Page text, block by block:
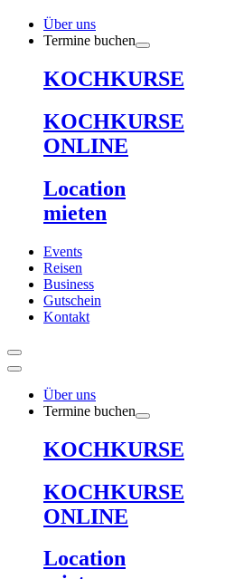
Über uns
Termine buchen
KOCHKURSE
KOCHKURSE
ONLINE
Location
mieten
Events
Reisen
Business
Gutschein
Kontakt
Über uns
Termine buchen
KOCHKURSE
KOCHKURSE
ONLINE
Location